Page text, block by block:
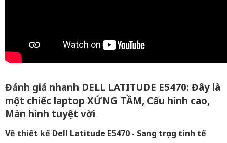
Đánh giá nhanh DELL LATITUDE E5470: Đây là
một chiếc laptop XỨNG TẦM, Cấu hình cao,
Màn hình tuyệt vời
Về thiết kế Dell Latitude E5470 - Sang trọng tinh tế